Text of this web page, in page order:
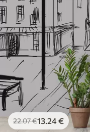
22.07€13 .24€